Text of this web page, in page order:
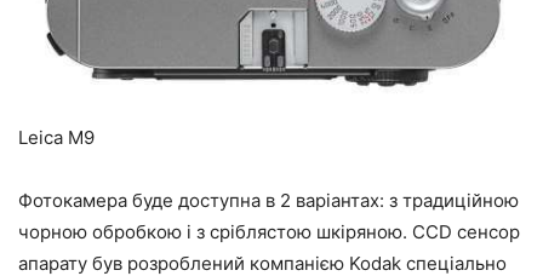
Leica M9
Фотокамера буде доступна в 2 варіантах: з традиційною
чорною обробкою і з сріблястою шкіряною. CCD сенсор
апарату був розроблений компанією Kodak спеціально